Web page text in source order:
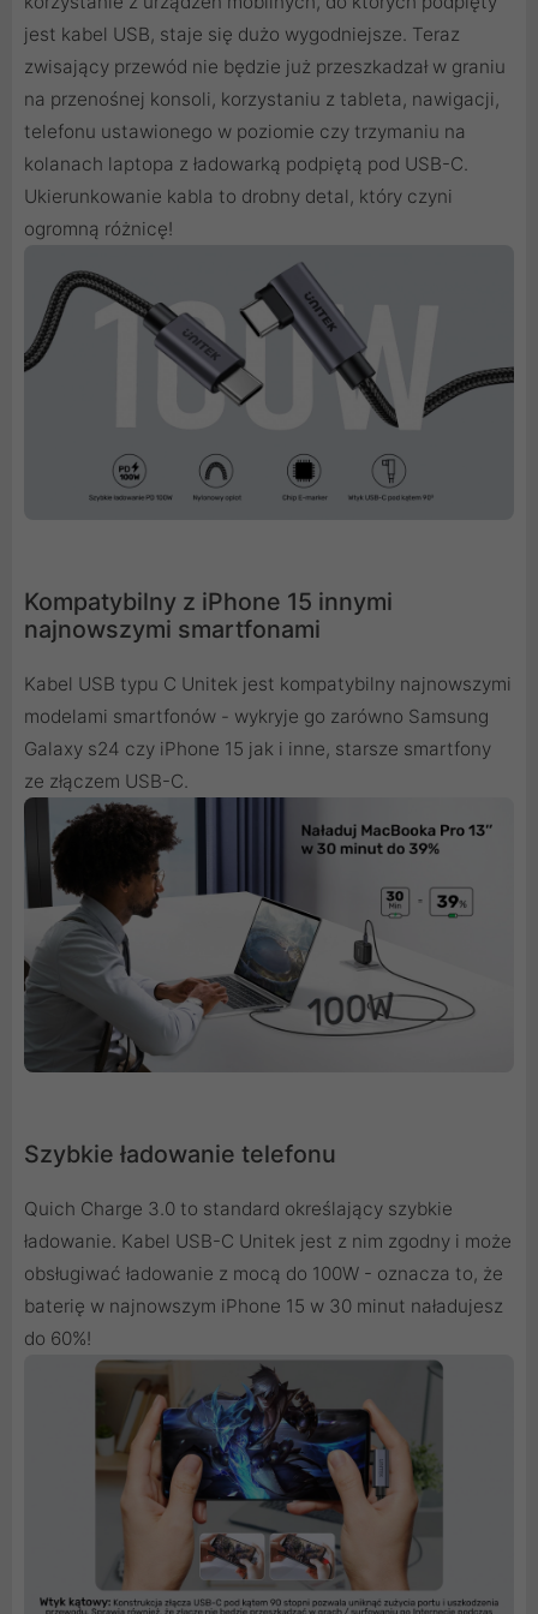
jest kabel USB, staje się dużo wygodniejsze. Teraz
zwisający przewód nie będzie już przeszkadzał w graniu
na przenośnej konsoli, korzystaniu z tableta, nawigacji,
telefonu ustawionego w poziomie czy trzymaniu na
kolanach laptopa z ładowarką podpiętą pod USB-C.
Ukierunkowanie kabla to drobny detal, który czyni
ogromną różnicę!
Kompatybilny z iPhone 15 innymi
najnowszymi smartfonami
Kabel USB typu C Unitek jest kompatybilny najnowszymi
modelami smartfonów - wykryje go zarówno Samsung
Galaxy s24 czy iPhone 15 jak i inne, starsze smartfony
ze złączem USB-C.
Szybkie ładowanie telefonu
Quich Charge 3.0 to standard określający szybkie
ładowanie. Kabel USB-C Unitek jest z nim zgodny i może
obsługiwać ładowanie z mocą do 100W - oznacza to, że
baterię w najnowszym iPhone 15 w 30 minut naładujesz
do 60%!